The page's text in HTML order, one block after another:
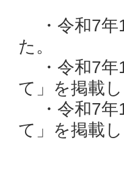
・令和7年
た。
・令和7年
て」を掲載し
・令和7年
て」を掲載し